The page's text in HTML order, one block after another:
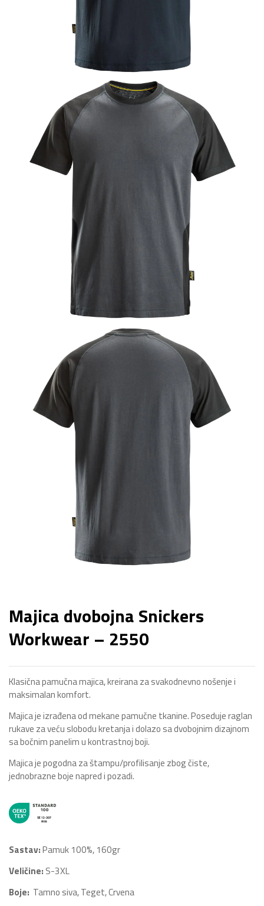
Majica dvobojna Snickers
Workwear – 2550
Klasična pamučna majica, kreirana za svakodnevno nošenje i
maksimalan komfort.
Majica je izrađena od mekane pamučne tkanine. Poseduje raglan
rukave za veću slobodu kretanja i dolazo sa dvobojnim dizajnom
sa bočnim panelim u kontrastnoj boji.
Majica je pogodna za štampu/profilisanje zbog čiste,
jednobrazne boje napred i pozadi.
Sastav:Pamuk 100%, 160gr
Veličine: S-3XL
Boje: Tamno siva, Teget, Crvena